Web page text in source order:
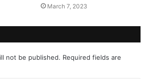
March 7, 2023
not be published. Required fields are